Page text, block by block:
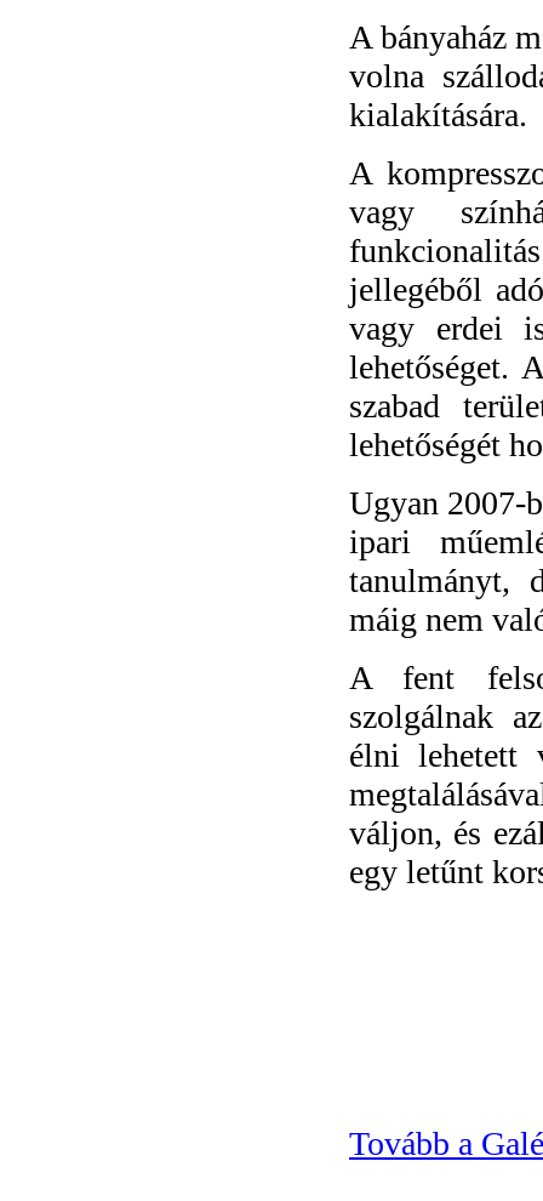
A bányaház
volna
kialakítására.
A
vagy
jellegéből
vagy erdei
lehetőséget.
szabad
lehetőségét
Ugyan 2007-
ipari
tanulmányt,
máig nem
A fent
szolgálnak
élni lehetett
váljon, és
egy letűnt
Tovább a